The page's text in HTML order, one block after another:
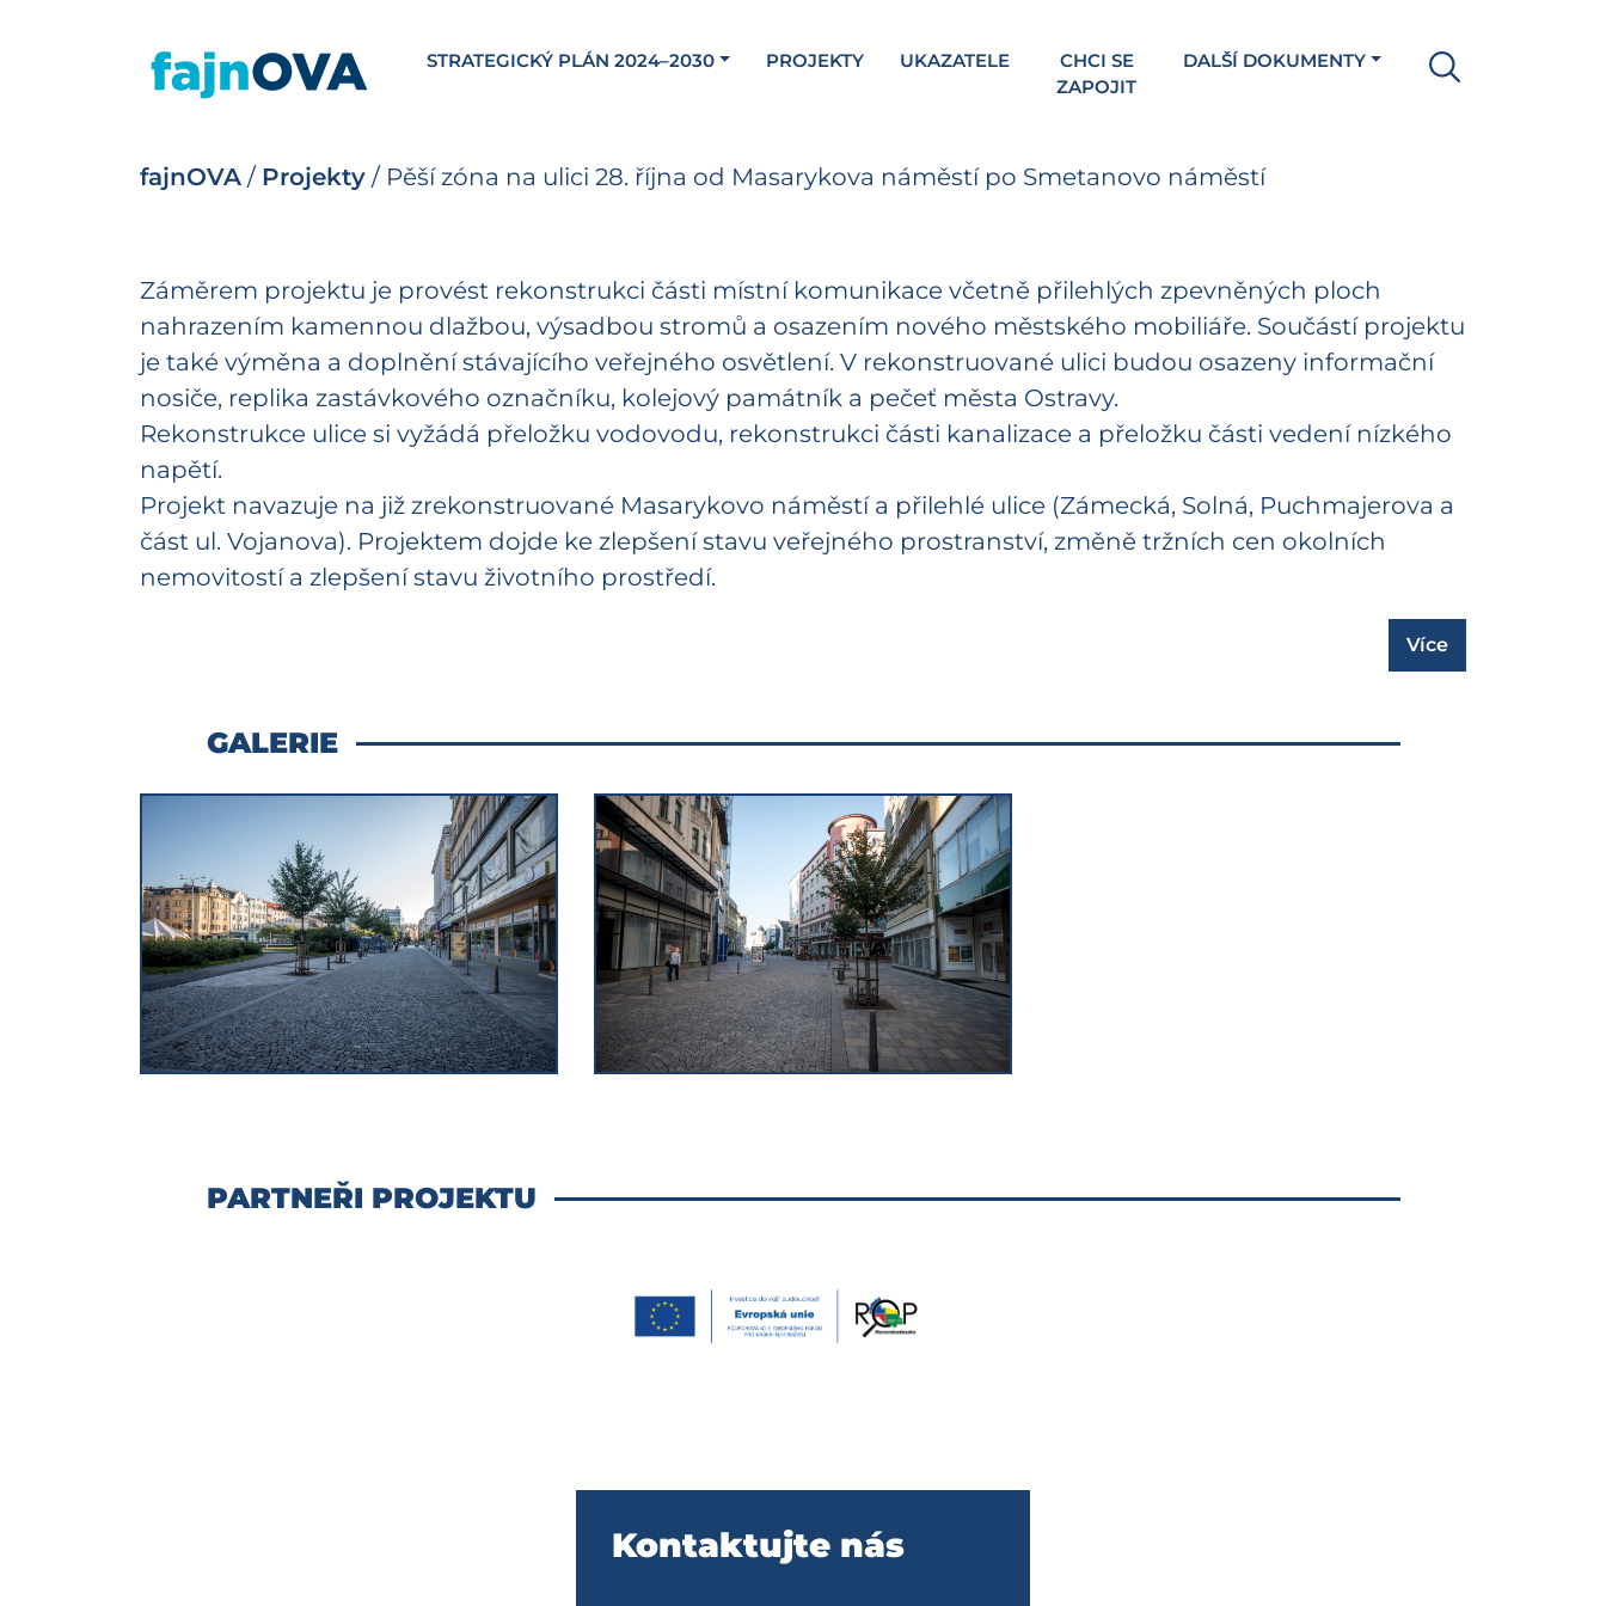
STRATEGICKÝ PLÁN 2024–2030 PROJEKTY UKAZATELE
CHCI SE
ZAPOJIT
DALŠÍ DOKUMENTY
fajnOVA / Projekty / Pěší zóna na ulici 28. října od Masarykova náměstí po Smetanovo náměstí
Záměrem projektu je provést rekonstrukci části místní komunikace včetně přilehlých zpevněných ploch
nahrazením kamennou dlažbou, výsadbou stromů a osazením nového městského mobiliáře. Součástí projektu
je také výměna a doplnění stávajícího veřejného osvětlení. V rekonstruované ulici budou osazeny informační
nosiče, replika zastávkového označníku, kolejový památník a pečeť města Ostravy.
Rekonstrukce ulice si vyžádá přeložku vodovodu, rekonstrukci části kanalizace a přeložku části vedení nízkého
napětí.
Projekt navazuje na již zrekonstruované Masarykovo náměstí a přilehlé ulice (Zámecká, Solná, Puchmajerova a
část ul. Vojanova). Projektem dojde ke zlepšení stavu veřejného prostranství, změně tržních cen okolních
nemovitostí a zlepšení stavu životního prostředí.
Více
GALERIE
PARTNEŘI PROJEKTU
Kontaktujte nás